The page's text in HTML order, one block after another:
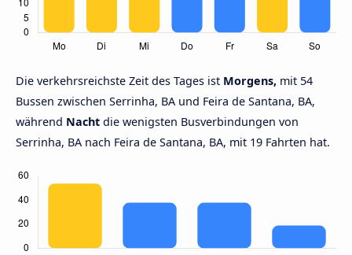
Die verkehrsreichste Zeit des Tages ist Morgens, mit 54
Bussen zwischen Serrinha, BA und Feira de Santana, BA,
während Nacht die wenigsten Busverbindungen von
Serrinha, BA nach Feira de Santana, BA, mit 19 Fahrten hat.